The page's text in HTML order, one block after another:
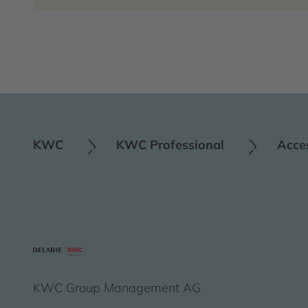
KWC KWC Professional
KWC Group Management AG